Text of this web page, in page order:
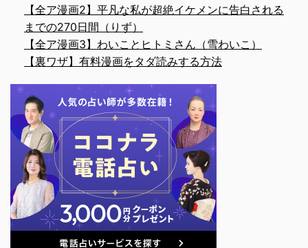
【全ア漫画2】平凡な私が超絶イケメンに告白される
までの270日間（りず）
【全ア漫画3】わいことヒトミさん（雪わいこ）
【裏ワザ】有料漫画をタダ読みする方法